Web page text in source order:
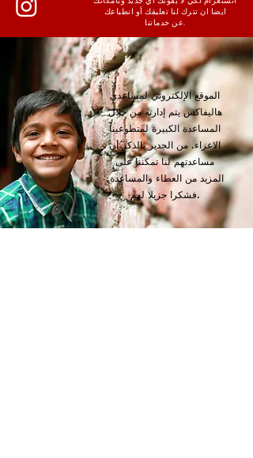
ايضا ان تترك لنا تعليقك أو انطباعك
عن خدماتنا.
الموقع الإلكتروني لمساعدي
هاليفاكس يتم إدارته من خلال
المساعدة الكبيرة لمتطوعينا
الاعزاء. من الجدير بالذكر أن
مساعدتهم لنا تمكننا على
المزيد من العطاء والمساعدة,
فشكرا جزيلا لهم.